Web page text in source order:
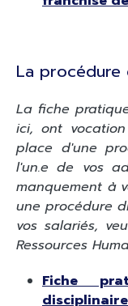
La procédure
La fiche
ici, ont
place d'une
l'un.e de vos
manquement à
une procédure
vos salariés,
Ressources
Fiche